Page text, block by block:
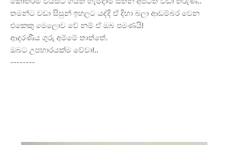
තමන්ට වඩා සිසුන් ඉහලට යද්දි ඒ දිහා බලා ආඩම්බර වෙන
එකෙකු මෙලොව වේ නම් ඒ ඔබ පමණයි!
ආදරණීය ගුරු අම්මේ තාත්තේ.
ඔබට උපහාරයක්ම වේවා!..
--------